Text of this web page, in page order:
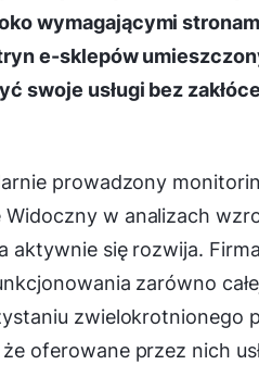
wymagającymi
e-sklepów
swoje usługi bez
prowadzony
w analizach
aktywnie się rozwija.
zarówno
zwielokrotnionego
oferowane przez nich